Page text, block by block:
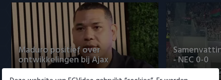
Maduro positief over
ontwikkelingen bij Ajax
5 augustus 2026 15:00
- NEC 0-0
5 augustus